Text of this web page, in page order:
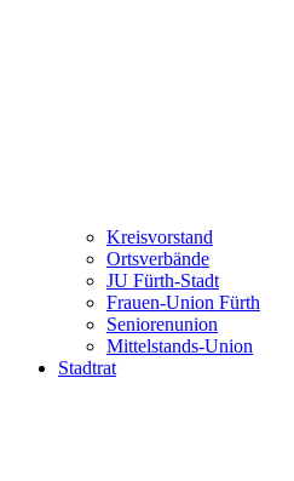
Kreisvorstand
Ortsverbände
JU Fürth-Stadt
Frauen-Union Fürth
Seniorenunion
Mittelstands-Union
Stadtrat